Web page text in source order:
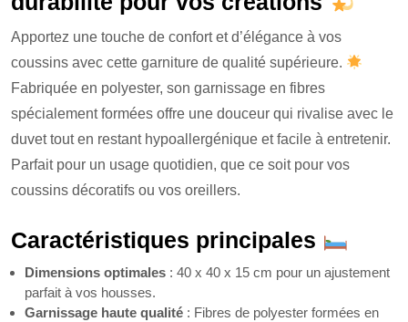
Apportez une touche de confort et d’élégance à vos
coussins avec cette garniture de qualité supérieure.
Fabriquée en polyester, son garnissage en fibres
spécialement formées offre une douceur qui rivalise avec le
duvet tout en restant hypoallergénique et facile à entretenir.
Parfait pour un usage quotidien, que ce soit pour vos
coussins décoratifs ou vos oreillers.
Caractéristiques principales
Dimensions optimales : 40 x 40 x 15 cm pour un ajustement
parfait à vos housses.
Garnissage haute qualité : Fibres de polyester formées en